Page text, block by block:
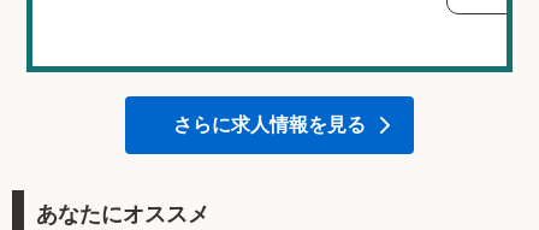
さらに求人情報を見る
あなたにオススメ